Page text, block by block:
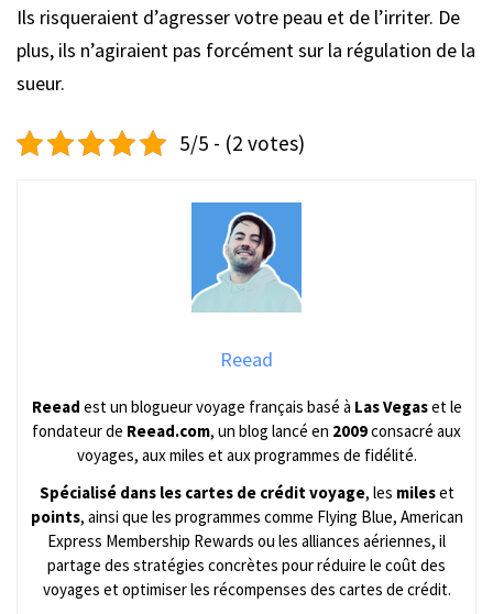
Ils risqueraient d’agresser votre peau et de l’irriter. De
plus, ils n’agiraient pas forcément sur la régulation de la
sueur.
5/5 - (2 votes)
Reead
Reead est un blogueur voyage français basé à Las Vegaset le
fondateur de Reead.com, un blog lancé en 2009consacré aux
voyages, aux miles et aux programmes de fidélité.
Spécialisé dans les cartes de crédit voyage, les mileset
points, ainsi que les programmes comme Flying Blue, American
Express Membership Rewards ou les alliances aériennes, il
partage des stratégies concrètes pour réduire le coût des
voyages et optimiser les récompenses des cartes de crédit.